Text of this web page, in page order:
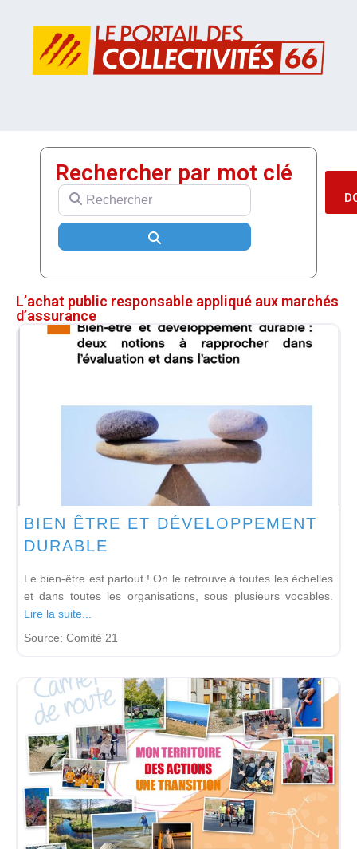
Rechercher par mot clé
Rechercher
L’achat public responsable appliqué aux marchés
d’assurance
BIEN ÊTRE ET DÉVELOPPEMENT
DURABLE
Le bien-être est partout ! On le retrouve à toutes les échelles
et dans toutes les organisations, sous plusieurs vocables.
Lire la suite...
Source: Comité 21